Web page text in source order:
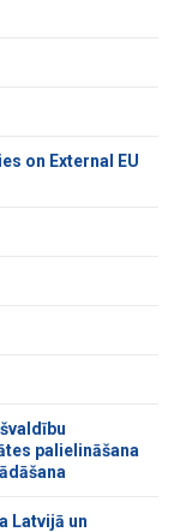
on External EU
palielināšana
Latvijā un